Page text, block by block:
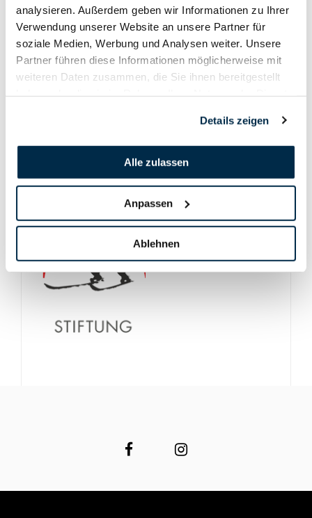
analysieren. Außerdem geben wir Informationen zu Ihrer
Verwendung unserer Website an unsere Partner für
soziale Medien, Werbung und Analysen weiter. Unsere
Partner führen diese Informationen möglicherweise mit
weiteren Daten zusammen, die Sie ihnen bereitgestellt
Details zeigen
Alle zulassen
Anpassen
Ablehnen